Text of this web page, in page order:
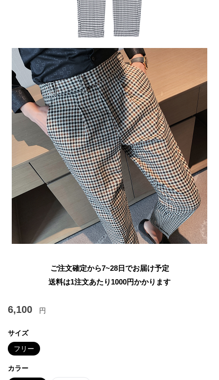
ご注文確定から7~28日でお届け予定
送料は1注文あたり 1000円かかります
6,100 円
サイズ
フリー
カラー